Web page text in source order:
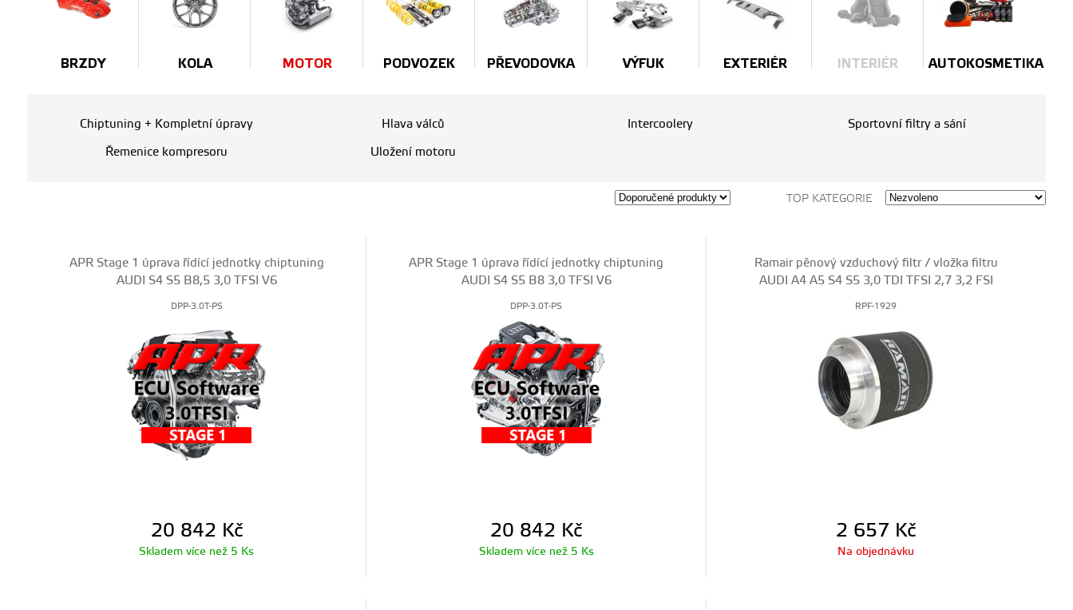
BRZDY KOLA MOTOR PODVOZEK PŘEVODOVKA VÝFUK EXTERIÉR INTERIÉR AUTOKOSMETIKA
Chiptuning + Kompletní úpravy Hlava válců Intercoolery
Sportovní filtry a sání
Řemenice kompresoru
Uložení motoru
TOP KATEGORIE
APR Stage 1 úprava řídící jednotky chiptuning
AUDI S4 S5 B8,5 3,0 TFSI V6
DPP-3.0T-PS
20 842 Kč
Skladem více než 5 Ks
APR Stage 1 úprava řídící jednotky chiptuning
AUDI S4 S5 B8 3,0 TFSI V6
DPP-3.0T-PS
20 842 Kč
Skladem více než 5 Ks
Ramair pěnový vzduchový filtr / vložka filtru
AUDI A4 A5 S4 S5 3,0 TDI TFSI 2,7 3,2 FSI
RPF-1929
2 657 Kč
Na objednávku